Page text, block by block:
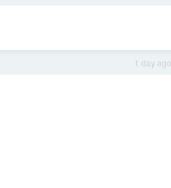
1 day ago